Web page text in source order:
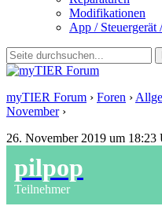
Modifikationen
App /
myTIER Forum › Foren ›
November ›
26. November 2019 um 18:23
pilpop
Teilnehmer